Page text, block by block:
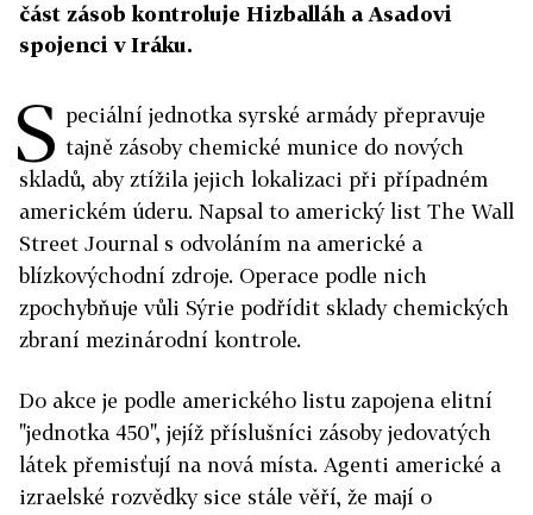
část zásob kontroluje Hizballáh a Asadovi
spojenci v Iráku.
S peciální jednotka syrské armády přepravuje
tajně zásoby chemické munice do nových
skladů, aby ztížila jejich lokalizaci při případném
americkém úderu. Napsal to americký list The Wall
Street Journal s odvoláním na americké a
blízkovýchodní zdroje. Operace podle nich
zpochybňuje vůli Sýrie podřídit sklady chemických
zbraní mezinárodní kontrole.
Do akce je podle amerického listu zapojena elitní
"jednotka 450", jejíž příslušníci zásoby jedovatých
látek přemisťují na nová místa. Agenti americké a
izraelské rozvědky sice stále věří, že mají o